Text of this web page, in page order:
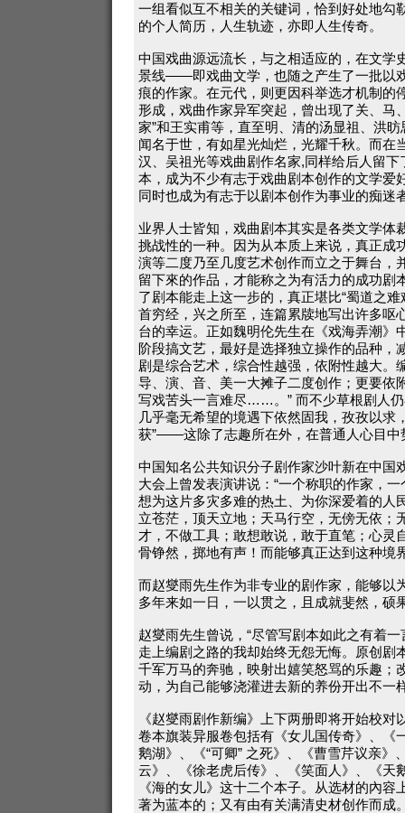
一组看似互不相关的关键词，恰到好处地勾
的个人简历，人生轨迹，亦即人生传奇。
中国戏曲源远流长，与之相适应的，在文学
景线——即戏曲文学，也随之产生了一批以
痕的作家。在元代，则更因科举选才机制的
形成，戏曲作家异军突起，曾出现了关、马
家”和王实甫等，直至明、清的汤显祖、洪
闻名于世，有如星光灿烂，光耀千秋。而在
汉、吴祖光等戏曲剧作名家,同样给后人留
本，成为不少有志于戏曲剧本创作的文学爱
同时也成为有志于以剧本创作为事业的痴迷
业界人士皆知，戏曲剧本其实是各类文学体
挑战性的一种。因为从本质上来说，真正成
演等二度乃至几度艺术创作而立之于舞台，
留下來的作品，才能称之为有活力的成功剧
了剧本能走上这一步的，真正堪比“蜀道之
首穷经，兴之所至，连篇累牍地写出许多呕
台的幸运。正如魏明伦先生在《戏海弄潮》
阶段搞文艺，最好是选择独立操作的品种，
剧是综合艺术，综合性越强，依附性越大。
导、演、音、美一大摊子二度创作；更要依
写戏苦头一言难尽……。” 而不少草根剧人
几乎毫无希望的境遇下依然固我，孜孜以求
获”——这除了志趣所在外，在普通人心目中
中国知名公共知识分子剧作家沙叶新在中国
大会上曾发表演讲说：“一个称职的作家，
想为这片多灾多难的热土、为你深爱着的人
立苍茫，顶天立地；天马行空，无傍无依；
才，不做工具；敢想敢说，敢于直笔；心灵
骨铮然，掷地有声！而能够真正达到这种境
而赵燮雨先生作为非专业的剧作家，能够以
多年来如一日，一以贯之，且成就斐然，硕
赵燮雨先生曾说，“尽管写剧本如此之有着
走上编剧之路的我却始终无怨无悔。原创剧
千军万马的奔驰，映射出嬉笑怒骂的乐趣；
动，为自己能够浇灌进去新的养份开出不一
《赵燮雨剧作新编》上下两册即将开始校
卷本旗装异服卷包括有《女儿国传奇》、《
鹅湖》、《“可卿” 之死》、《曹雪芹议亲》
云》、《徐老虎后传》、《笑面人》、《天
《海的女儿》这十二个本子。从选材的內
著为蓝本的；又有由有关满清史材创作而成